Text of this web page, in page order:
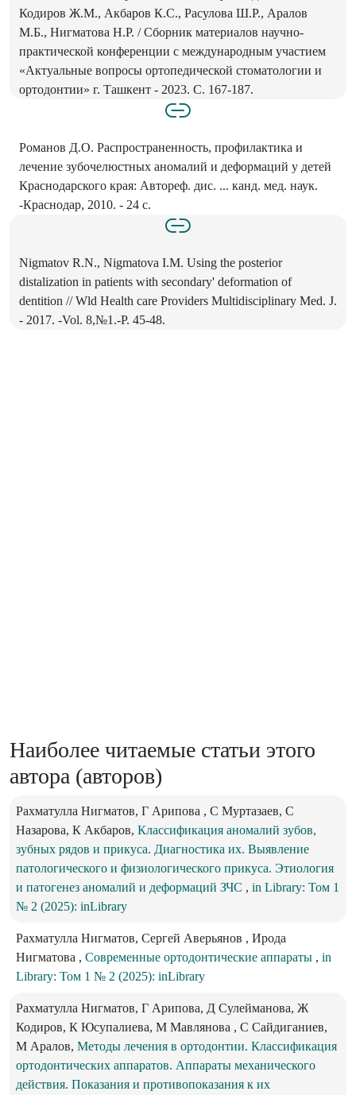
Кодиров Ж.М., Акбаров К.С., Расулова Ш.Р., Аралов
М.Б., Нигматова Н.Р. / Сборник материалов научно-
практической конференции с международным участием
«Актуальные вопросы ортопедической стоматологии и
ортодонтии» г. Ташкент - 2023. С. 167-187.
Романов Д.О. Распространенность, профилактика и
лечение зубочелюстных аномалий и деформаций у детей
Краснодарского края: Автореф. дис. ... канд. мед. наук.
-Краснодар, 2010. - 24 с.
Nigmatov R.N., Nigmatova I.M. Using the posterior
distalization in patients with secondary' deformation of
dentition // Wld Health care Providers Multidisciplinary Med. J.
- 2017. -Vol. 8,№1.-P. 45-48.
Наиболее читаемые статьи этого
автора (авторов)
Рахматулла Нигматов, Г Арипова , C Муртазаев, С
Назарова, К Акбаров, Классификация аномалий зубов,
зубных рядов и прикуса. Диагностика их. Выявление
патологического и физиологического прикуса. Этиология
и патогенез аномалий и деформаций ЗЧС , in Library: Том 1
№ 2 (2025): inLibrary
Рахматулла Нигматов, Сергей Аверьянов , Ирода
Нигматова , Современные ортодонтические аппараты , in
Library: Том 1 № 2 (2025): inLibrary
Рахматулла Нигматов, Г Арипова, Д Сулейманова, Ж
Кодиров, К Юсупалиева, М Мавлянова , С Сайдиганиев,
М Аралов, Методы лечения в ортодонтии. Классификация
ортодонтических аппаратов. Аппараты механического
действия. Показания и противопоказания к их